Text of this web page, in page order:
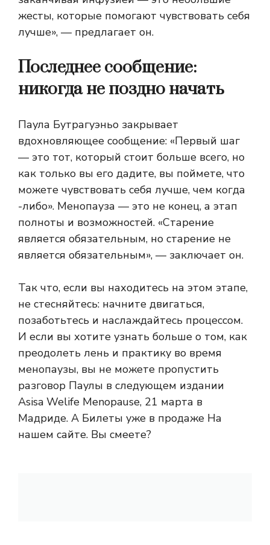
жесты, которые помогают чувствовать себя
лучше», — предлагает он.
Последнее сообщение:
никогда не поздно начать
Паула Бутрагуэньо закрывает
вдохновляющее сообщение: «Первый шаг
— это тот, который стоит больше всего, но
как только вы его дадите, вы поймете, что
можете чувствовать себя лучше, чем когда
-либо». Менопауза — это не конец, а этап
полноты и возможностей. «Старение
является обязательным, но старение не
является обязательным», — заключает он.
Так что, если вы находитесь на этом этапе,
не стесняйтесь: начните двигаться,
позаботьтесь и наслаждайтесь процессом.
И если вы хотите узнать больше о том, как
преодолеть лень и практику во время
менопаузы, вы не можете пропустить
разговор Паулы в следующем издании
Asisa Welife Menopause, 21 марта в
Мадриде. А Билеты уже в продаже На
нашем сайте. Вы смеете?